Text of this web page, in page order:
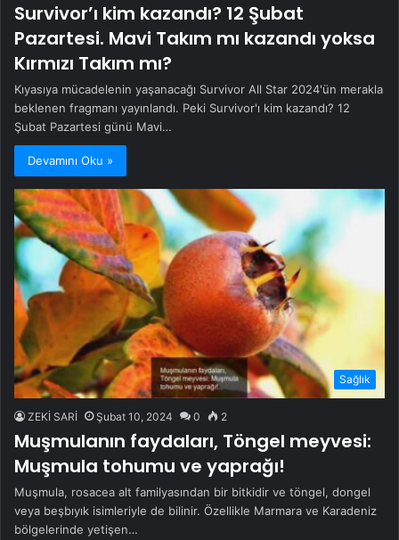
Survivor’ı kim kazandı? 12 Şubat
Pazartesi. Mavi Takım mı kazandı yoksa
Kırmızı Takım mı?
Kıyasıya mücadelenin yaşanacağı Survivor All Star 2024'ün merakla
beklenen fragmanı yayınlandı. Peki Survivor'ı kim kazandı? 12
Şubat Pazartesi günü Mavi…
Devamını Oku »
Sağlık
ZEKİ SARİ Şubat 10, 2024 0 2
Muşmulanın faydaları, Töngel meyvesi:
Muşmula tohumu ve yaprağı!
Muşmula, rosacea alt familyasından bir bitkidir ve töngel, dongel
veya beşbıyık isimleriyle de bilinir. Özellikle Marmara ve Karadeniz
bölgelerinde yetişen…